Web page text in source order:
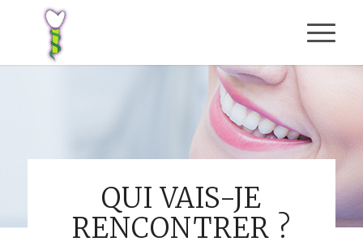
QUI VAIS-JE
RENCONTRER ?